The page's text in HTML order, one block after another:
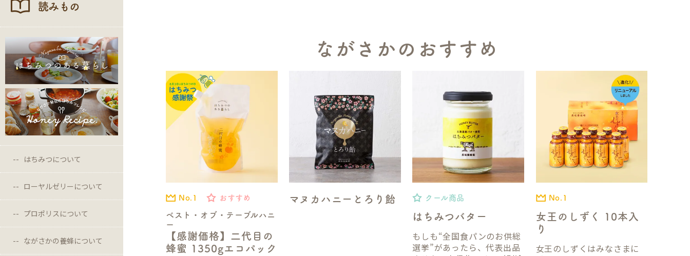
読みもの
はちみつについて
ローヤルゼリーについて
プロポリスについて
ながさかの養蜂について
ながさかのおすすめ
No.1 おすすめ
ベスト・オブ・テーブルハニ
ー
【感謝価格】二代目の
蜂蜜 1350gエコパック
マヌカハニーとろり飴 クール商品
はちみつバター
もしも“全国食パンのお供総
選挙”があったら、代表出品
No.1
女王のしずく 10本入
り
女王のしずくはみなさまに